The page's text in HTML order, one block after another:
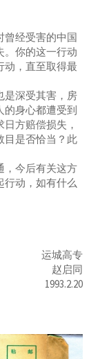
经受害的中国
。你的这一行动
动，直至取得最
深受其害，房
的身心都遭受到
方赔偿损失，
目是否恰当？此
今后有关这方
行动，如有什么
运城高专
赵启同
1993.2.20